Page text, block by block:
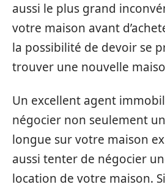
aussi le plus grand
votre maison avant
la possibilité de devoir se
trouver une nouvelle
Un excellent agent
négocier non seulement
longue sur votre maison
aussi tenter de négocier
location de votre maison.